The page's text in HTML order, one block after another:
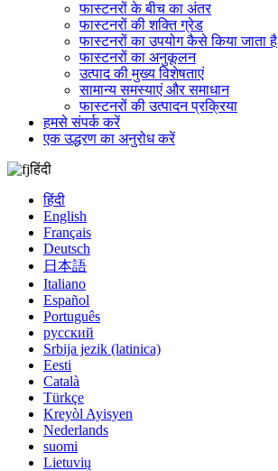
फास्टनरों के बीच का अंतर
फास्टनरों की शक्ति ग्रेड
फास्टनरों का उपयोग कैसे किया जाता है
फास्टनरों का अनुकूलन
उत्पाद की मुख्य विशेषताएं
सामान्य समस्याएं और समाधान
फास्टनरों की उत्पादन प्रक्रिया
हमसे संपर्क करें
एक उद्धरण का अनुरोध करें
हिंदी
हिंदी
English
Français
Deutsch
日本語
Italiano
Español
Português
русский
Srbija jezik (latinica)
Eesti
Català
Türkçe
Kreyòl Ayisyen
Nederlands
suomi
Lietuvių